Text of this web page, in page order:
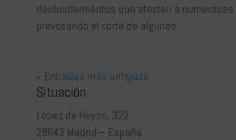
desbordamientos que afectan a numerosas
provocando el corte de algunos...
« Entradas más antiguas
Situación
López de Hoyos, 322
28043 Madrid – España